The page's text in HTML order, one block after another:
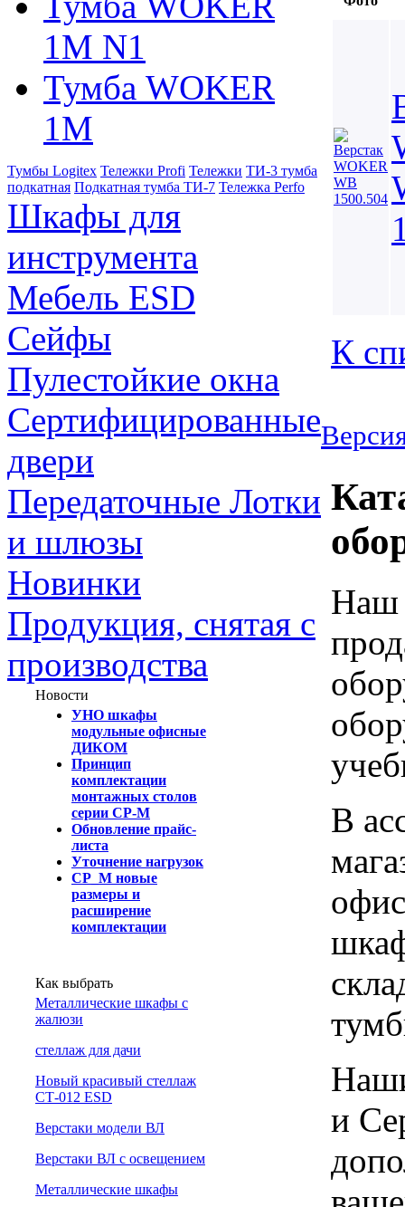
1M N1
Тумба WOKER
1M
Тумбы Logitex Тележки Profi Тележки ТИ-3 тумба
подкатная Подкатная тумба ТИ-7 Тележка Perfo
Шкафы для
инструмента
Мебель ESD
Сейфы
Пулестойкие окна
Сертифицированные
двери
Передаточные Лотки
и шлюзы
Новинки
Продукция, снятая с
производства
Новости
УНО шкафы
модульные офисные
ДИКОМ
Принцип
комплектации
монтажных столов
серии СР-М
Обновление прайс-
листа
Уточнение нагрузок
СР_М новые
размеры и
расширение
комплектации
Как выбрать
Металлические шкафы с
жалюзи
cтеллаж для дачи
Новый красивый стеллаж
СТ-012 ESD
Верстаки модели ВЛ
Верстаки ВЛ с освещением
Металлические шкафы
К
Наш
В
и